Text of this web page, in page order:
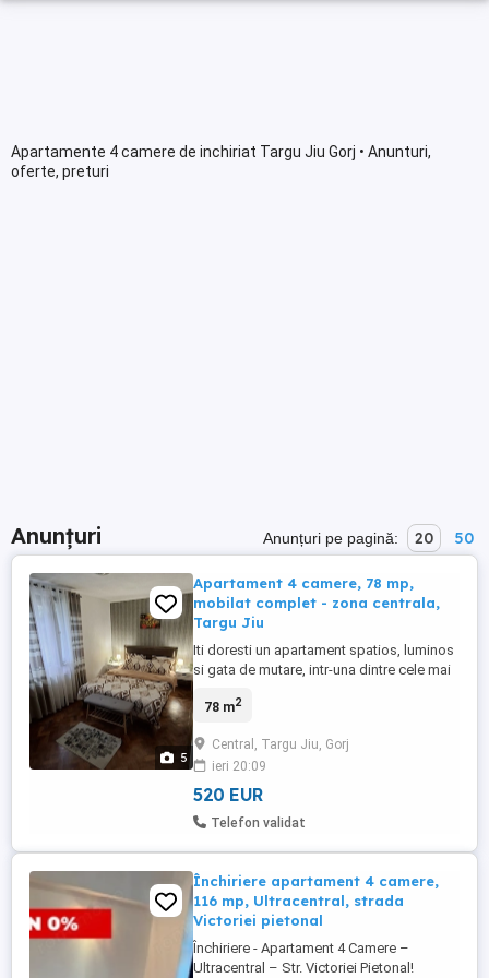
Apartamente 4 camere de inchiriat Targu Jiu Gorj • Anunturi,
oferte, preturi
Anunțuri Anunțuri pe pagină: 20 50
5
Apartament 4 camere, 78 mp,
mobilat complet - zona centrala,
Targu Jiu
Iti doresti un apartament spatios, luminos
si gata de mutare, intr-una dintre cele mai
apartament de 78 mp ofera confortul ideal
apreciaza spatiul, linistea si accesul rapid
catre toate punctele importante ale
orasului. Pozitie ...
78 m2
Central, Targu Jiu, Gorj
ieri 20:09
520 EUR
Telefon validat
Închiriere apartament 4 camere,
116 mp, Ultracentral, strada
Victoriei pietonal
Închiriere - Apartament 4 Camere –
Ultracentral – Str. Victoriei Pietonal!